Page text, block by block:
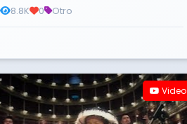
8.8K 0 Otro
Video